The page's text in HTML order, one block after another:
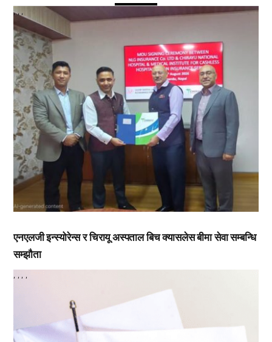
,, ,
एनएलजी इन्स्योरेन्स र चिरायू अस्पताल बिच क्यासलेस बीमा सेवा सम्बन्धि
सम्झौता
, , , ,